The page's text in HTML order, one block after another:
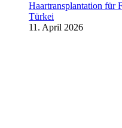
Haartransplantation für
Türkei
11. April 2026